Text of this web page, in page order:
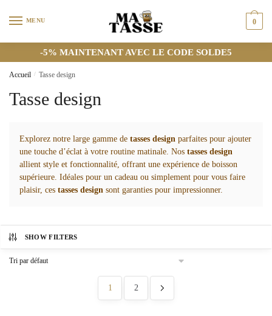
MENU 0
-5% MAINTENANT AVEC LE CODE SOLDE5
Accueil / Tasse design
Tasse design
Explorez notre large gamme de tasses design parfaites pour ajouter
une touche d’éclat à votre routine matinale. Nos tasses design
allient style et fonctionnalité, offrant une expérience de boisson
supérieure. Idéales pour un cadeau ou simplement pour vous faire
plaisir, ces tasses design sont garanties pour impressionner.
SHOW FILTERS
1 2